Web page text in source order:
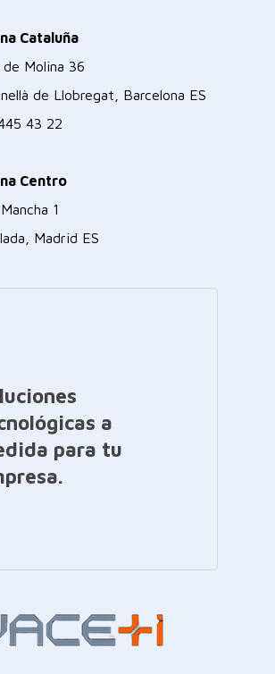
Cataluña
Molina 36
de Llobregat, Barcelona ES
43 22
Centro
1
Madrid ES
a
para tu